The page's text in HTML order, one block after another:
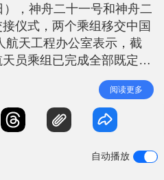
n
c
t
r
e
，神舟二十一号和神舟二
仪式，两个乘组移交中国
航天工程办公室表示，截
员乘组已完成全部既定任
二号载人飞船返回东风著
参试系统正在紧锣密鼓做
备。 神23乘组已进驻 香
三号载人飞船于5月24日发
阅读更多
自动播放